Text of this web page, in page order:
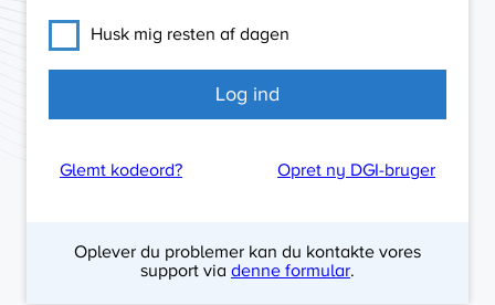
Husk mig resten af dagen
Glemt kodeord? Opret ny DGI-bruger
Oplever du problemer kan du kontakte vores
support via denne formular.